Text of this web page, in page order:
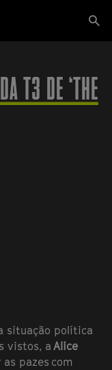
T3 DE ‘THE
situação política
vistos, a Alice
pazes com